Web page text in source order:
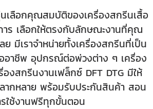
เลือกคุณสมบัติของเครื่องสกรีนเสื้อ
าร เลือกให้ตรงกับลักษณะงานที่คุณ
ย มีเราจำหน่ายทั้งเครื่องสกรีนที่เป็น
อาชีพ อุปกรณ์ต่อพ่วงต่าง ๆ เครื่อง
งสกรีนงานเฟล็กซ์ DFT DTG มีให้
ากหลาย พร้อมรับประกันสินค้า สอน
ใช้งานฟรีทุกขั้นตอน